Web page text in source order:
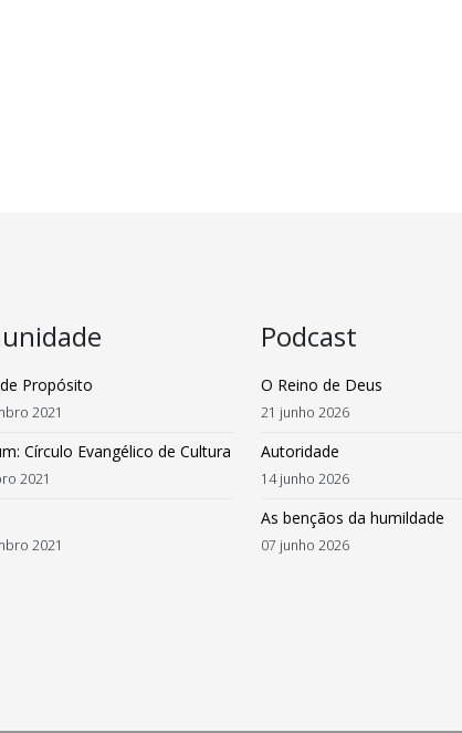
Propósito
2021
Círculo Evangélico de Cultura
2021
2021
Podcast
O Reino de Deus
21 junho 2026
Autoridade
14 junho 2026
As bençãos da humildade
07 junho 2026